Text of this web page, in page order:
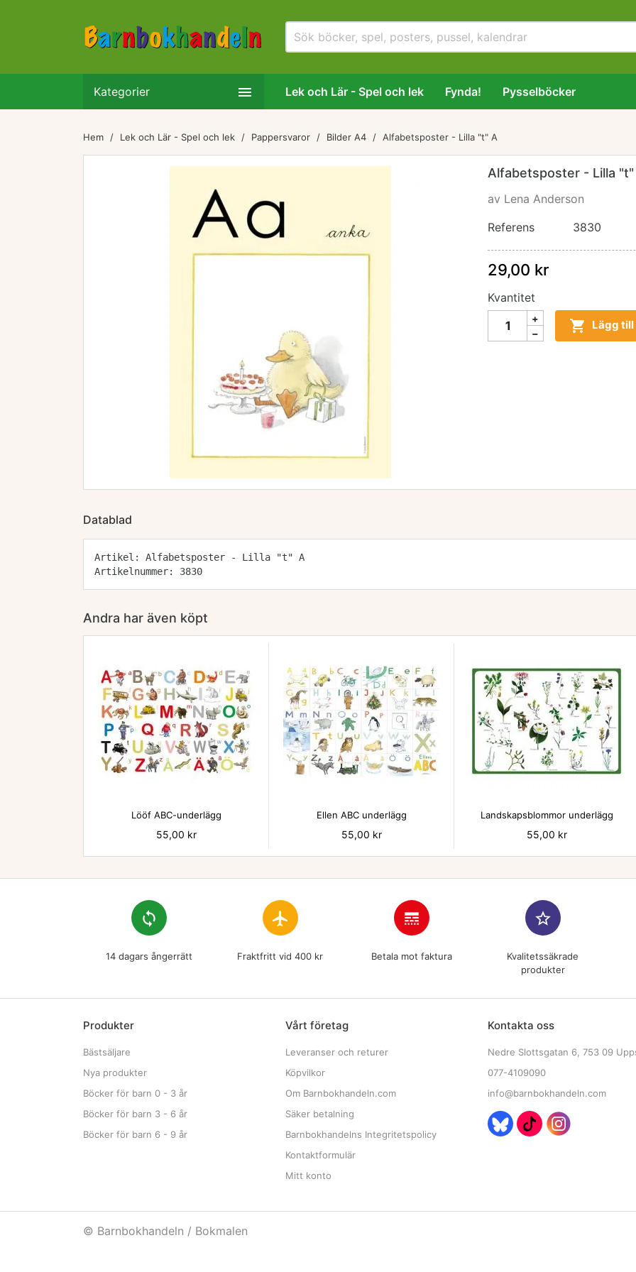
Kategorier  Lek och Lär - Spel och lek Fynda! Pysselböcker
Hem Lek och Lär - Spel och lek Pappersvaror Bilder A4 Alfabetsposter - Lilla "t" A
Alfabetsposter - Lilla "t"
av Lena Anderson
Referens
3830
29,00 kr
Kvantitet
 Lägg
Datablad
Artikel: Alfabetsposter - Lilla "t" A
Artikelnummer: 3830
Andra har även köpt

Lööf ABC-underlägg
Pris
55,00 kr

Ellen ABC underlägg
Pris
55,00 kr
Landskapsblommor underlägg
Pris
55,00 kr
loop
14 dagars ångerrätt
flight
Fraktfritt vid 400 kr
line_style
Betala mot faktura
star_border
Kvalitetssäkrade
produkter
Produkter
Bästsäljare
Nya produkter
Böcker för barn 0 - 3 år
Böcker för barn 3 - 6 år
Böcker för barn 6 - 9 år
Vårt företag
Leveranser och returer
Köpvilkor
Om Barnbokhandeln.com
Säker betalning
Barnbokhandelns Integritetspolicy
Kontaktformulär
Mitt konto
Kontakta oss
Nedre Slottsgatan 6, 753 09
077-4109090
info@barnbokhandeln.com
© Barnbokhandeln / Bokmalen